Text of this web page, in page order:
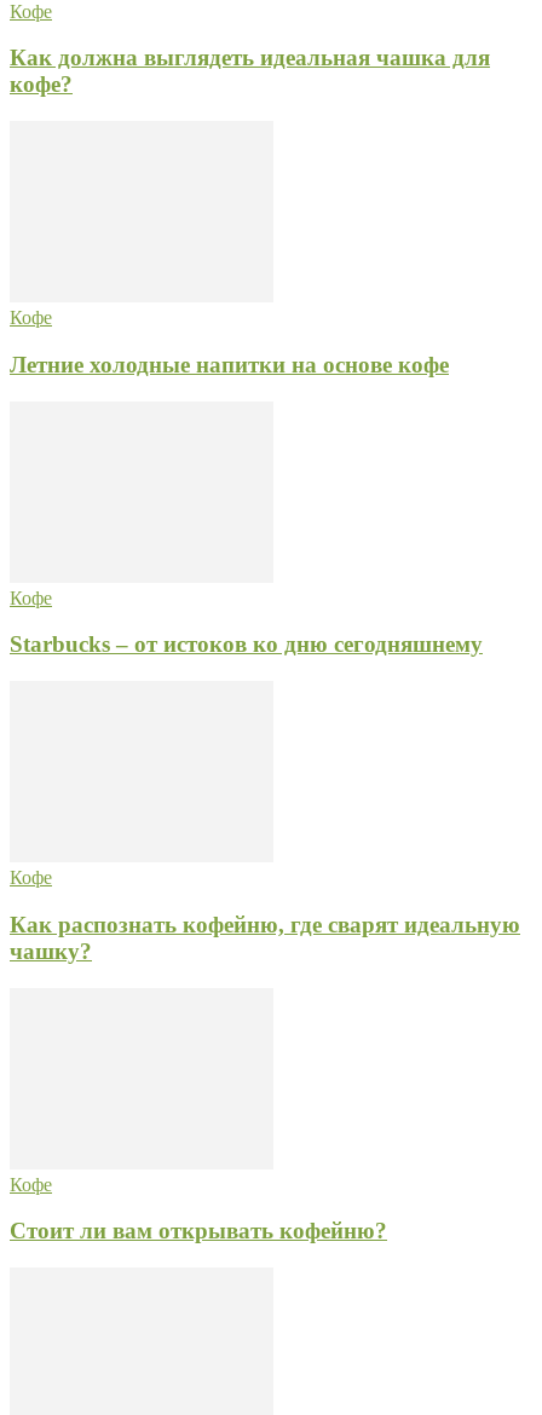
Кофе
Как должна выглядеть идеальная чашка для
кофе?
Кофе
Летние холодные напитки на основе кофе
Кофе
Starbucks – от истоков ко дню сегодняшнему
Кофе
Как распознать кофейню, где сварят идеальную
чашку?
Кофе
Стоит ли вам открывать кофейню?